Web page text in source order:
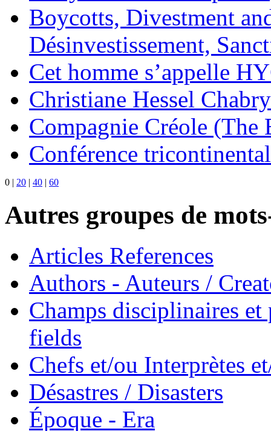
Boycotts, Divestment
Désinvestissement,
Cet homme s’appelle
Christiane Hessel Chabry
Compagnie Créole (The
Conférence
0 | 20 | 40 | 60
Autres groupes de
Articles References
Authors - Auteurs /
Champs disciplinaires
fields
Chefs et/ou Interprètes
Désastres / Disasters
Époque - Era